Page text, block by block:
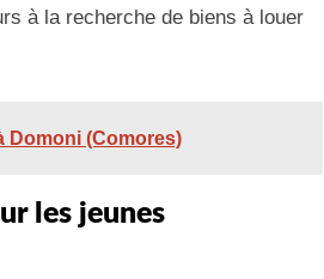
à la recherche de biens à louer
Domoni (Comores)
les jeunes